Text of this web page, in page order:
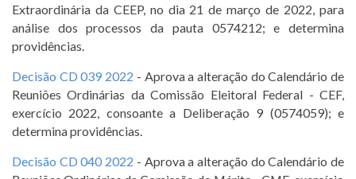
Extraordinária da CEEP, no dia 21 de março de 2022, para
análise dos processos da pauta 0574212; e determina
providências.
Decisão CD 039 2022 - Aprova a alteração do Calendário de
Reuniões Ordinárias da Comissão Eleitoral Federal - CEF,
exercício 2022, consoante a Deliberação 9 (0574059); e
determina providências.
Decisão CD 040 2022 - Aprova a alteração do Calendário de